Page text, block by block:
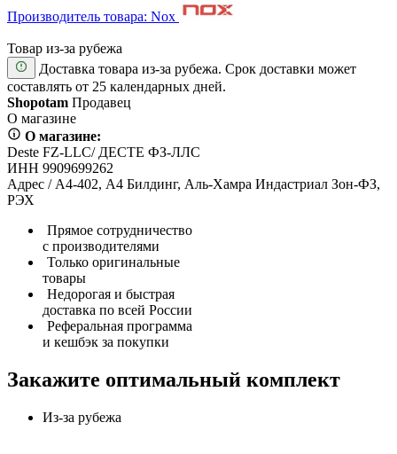
Производитель товара: Nox
Товар из-за рубежа
Доставка товара из-за рубежа. Срок доставки может
составлять от 25 календарных дней.
Shopotam Продавец
О магазине
О магазине:
Deste FZ-LLC/ ДЕСТЕ ФЗ-ЛЛС
ИНН 9909699262
Адрес / А4-402, А4 Билдинг, Аль-Хамра Индастриал Зон-ФЗ,
РЭХ
Прямое сотрудничество
с производителями
Только оригинальные
товары
Недорогая и быстрая
доставка по всей России
Реферальная программа
и кешбэк за покупки
Закажите оптимальный комплект
Из-за рубежа